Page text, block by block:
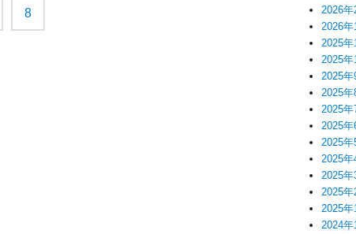
8
2026年
2026年
2025年
2025年
2025年
2025年
2025年
2025年
2025年
2025年
2025年
2025年
2025年
2024年